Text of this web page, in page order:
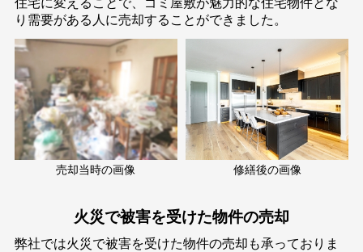
り需要がある⼈に売却することができました。
売却当時の画像 修繕後の画像
火災で被害を受けた物件の売却
弊社では火災で被害を受けた物件の売却も承っておりま